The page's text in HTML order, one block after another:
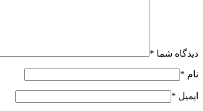
دیدگاه شما *
نام *
ایمیل *